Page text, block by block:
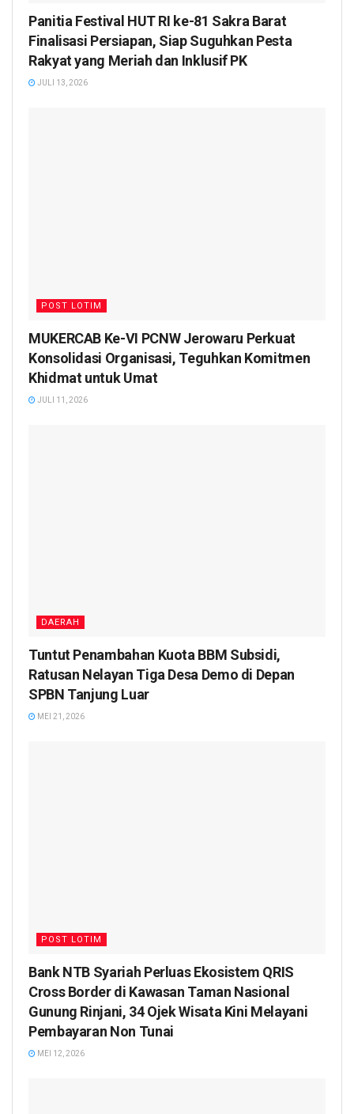
Panitia Festival HUT RI ke-81 Sakra Barat
Finalisasi Persiapan, Siap Suguhkan Pesta
Rakyat yang Meriah dan Inklusif PK
JULI 13, 2026
POST LOTIM
MUKERCAB Ke-VI PCNW Jerowaru Perkuat
Konsolidasi Organisasi, Teguhkan Komitmen
Khidmat untuk Umat
JULI 11, 2026
DAERAH
Tuntut Penambahan Kuota BBM Subsidi,
Ratusan Nelayan Tiga Desa Demo di Depan
SPBN Tanjung Luar
MEI 21, 2026
POST LOTIM
Bank NTB Syariah Perluas Ekosistem QRIS
Cross Border di Kawasan Taman Nasional
Gunung Rinjani, 34 Ojek Wisata Kini Melayani
Pembayaran Non Tunai
MEI 12, 2026